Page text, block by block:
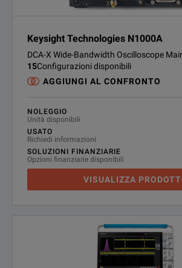
Keysight Technologies N1000A
DCA-X Wide-Bandwidth Oscilloscope
15Configurazioni disponibili
AGGIUNGI AL CONFRONTO
NOLEGGIO
Unità disponibili
USATO
Richiedi informazioni
SOLUZIONI FINANZIARIE
Opzioni finanziarie disponibili
VISUALIZZA